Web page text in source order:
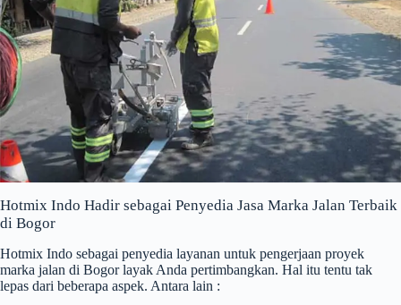
Hotmix Indo Hadir sebagai Penyedia Jasa Marka Jalan Terbaik
di Bogor
Hotmix Indo sebagai penyedia layanan untuk pengerjaan proyek
marka jalan di Bogor layak Anda pertimbangkan. Hal itu tentu tak
lepas dari beberapa aspek. Antara lain :